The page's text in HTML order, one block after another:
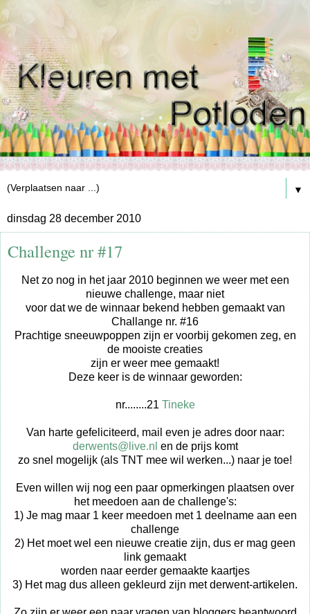
▼
dinsdag 28 december 2010
Challenge nr #17
Net zo nog in het jaar 2010 beginnen we weer met een
nieuwe challenge, maar niet
voor dat we de winnaar bekend hebben gemaakt van
Challange nr. #16
Prachtige sneeuwpoppen zijn er voorbij gekomen zeg, en
de mooiste creaties
zijn er weer mee gemaakt!
Deze keer is de winnaar geworden:
nr........21 Tineke
Van harte gefeliciteerd, mail even je adres door naar:
derwents@live.nl en de prijs komt
zo snel mogelijk (als TNT mee wil werken...) naar je toe!
Even willen wij nog een paar opmerkingen plaatsen over
het meedoen aan de challenge's:
1) Je mag maar 1 keer meedoen met 1 deelname aan een
challenge
2) Het moet wel een nieuwe creatie zijn, dus er mag geen
link gemaakt
worden naar eerder gemaakte kaartjes
3) Het mag dus alleen gekleurd zijn met derwent-artikelen.